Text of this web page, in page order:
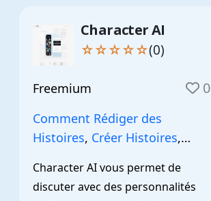
Character AI
☆☆☆☆☆(0)
Freemium 0
Comment Rédiger des
Histoires, Créer Histoires,
Character AI vous permet de
discuter avec des personnalités